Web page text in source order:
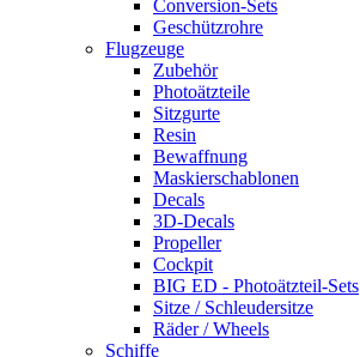
Conversion-Sets
Geschützrohre
Flugzeuge
Zubehör
Photoätzteile
Sitzgurte
Resin
Bewaffnung
Maskierschablonen
Decals
3D-Decals
Propeller
Cockpit
BIG ED - Photoätzteil-Sets
Sitze / Schleudersitze
Räder / Wheels
Schiffe